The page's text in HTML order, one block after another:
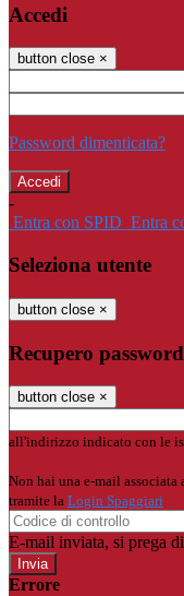
Accedi
button close ×
Password dimenticata?
-
Entra con SPID Entra
Seleziona utente
button close ×
Recupero password
button close ×
all'indirizzo indicato con le
Non hai una e-mail associata
tramite la Login Spaggiari
E-mail inviata, si prega
Errore